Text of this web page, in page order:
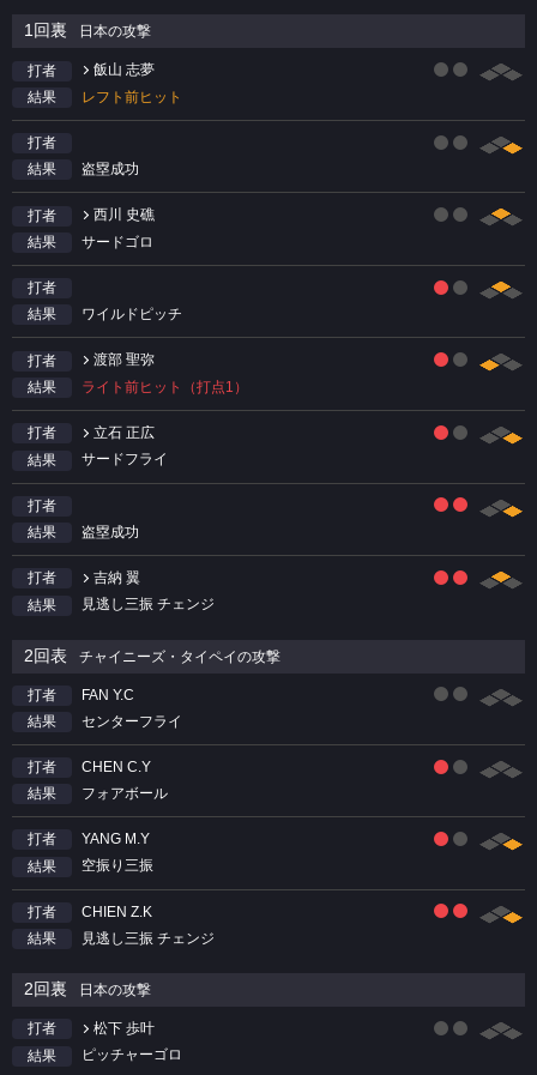
1回裏 日本の攻撃
打者
飯山 志夢
結果
レフト前ヒット
打者
結果
盗塁成功
打者
西川 史礁
結果
サードゴロ
打者
結果
ワイルドピッチ
打者
渡部 聖弥
結果
ライト前ヒット（打点1）
打者
立石 正広
結果
サードフライ
打者
結果
盗塁成功
打者
吉納 翼
結果
見逃し三振 チェンジ
2回表 チャイニーズ・タイペイの攻撃
打者
FAN Y.C
結果
センターフライ
打者
CHEN C.Y
結果
フォアボール
打者
YANG M.Y
結果
空振り三振
打者
CHIEN Z.K
結果
見逃し三振 チェンジ
2回裏 日本の攻撃
打者
松下 歩叶
結果
ピッチャーゴロ